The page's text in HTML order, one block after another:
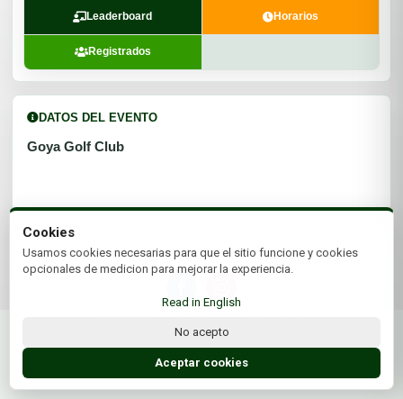
Leaderboard Horarios
Registrados
DATOS DEL EVENTO
Goya Golf Club
Website powered by
Cookies
Usamos cookies necesarias para que el sitio funcione y cookies
opcionales de medicion para mejorar la experiencia.
Read in English
No acepto
Aceptar cookies